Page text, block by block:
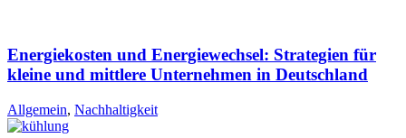
Energiekosten und Energiewechsel: Strategien für
kleine und mittlere Unternehmen in Deutschland
Allgemein, Nachhaltigkeit